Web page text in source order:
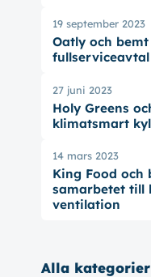
19 september 2023
Oatly och
27 juni 2023
Holy Greens
klimatsmart
14 mars 2023
King Food och
samarbetet till
ventilation
Alla kategorier